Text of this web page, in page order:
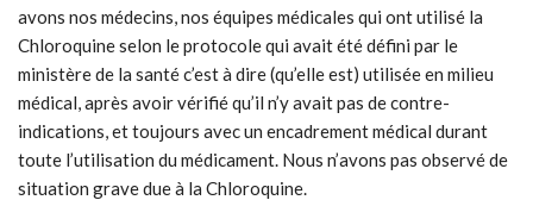
avons nos médecins, nos équipes médicales qui ont utilisé la
Chloroquine selon le protocole qui avait été défini par le
ministère de la santé c’est à dire (qu’elle est) utilisée en milieu
médical, après avoir vérifié qu’il n’y avait pas de contre-
indications, et toujours avec un encadrement médical durant
toute l’utilisation du médicament. Nous n’avons pas observé de
situation grave due à la Chloroquine.